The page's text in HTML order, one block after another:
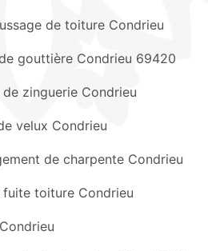
de toiture Condrieu
gouttière Condrieu 69420
zinguerie Condrieu
velux Condrieu
de charpente Condrieu
fuite toiture Condrieu